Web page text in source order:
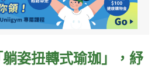
躺姿扭轉式瑜珈」 ， 紓